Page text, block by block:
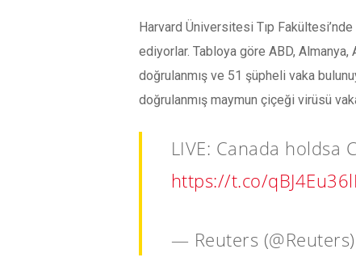
Harvard Üniversitesi Tıp
ediyorlar. Tabloya göre ABD,
doğrulanmış ve 51 şüpheli vaka
doğrulanmış maymun çiçeği virüsü
LIVE: Canada holdsa
https://t.co/
— Reuters (@Reuters)